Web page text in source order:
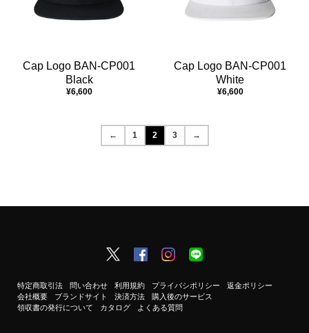
Cap Logo BAN-CP001
Black
¥6,600
Cap Logo BAN-CP001
White
¥6,600
← 1 2 3 →
特定商取引法 問い合わせ 利用規約 プライバシポリシー
返金ポリシー
会社概要
ブランドサイト 決済方法
購入後のサービス
領収書の発行について
カタログ よくある質問